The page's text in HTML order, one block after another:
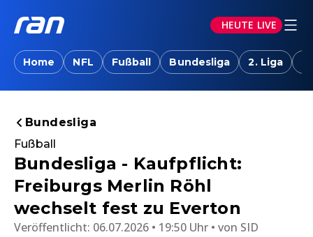
HEUTE LIVE
Home NFL Fußball Bundesliga 2. Liga
Bundesliga
Fußball
Bundesliga - Kaufpflicht:
Freiburgs Merlin Röhl
wechselt fest zu Everton
Veröffentlicht: 06.07.2026 • 19:50 Uhr von SID